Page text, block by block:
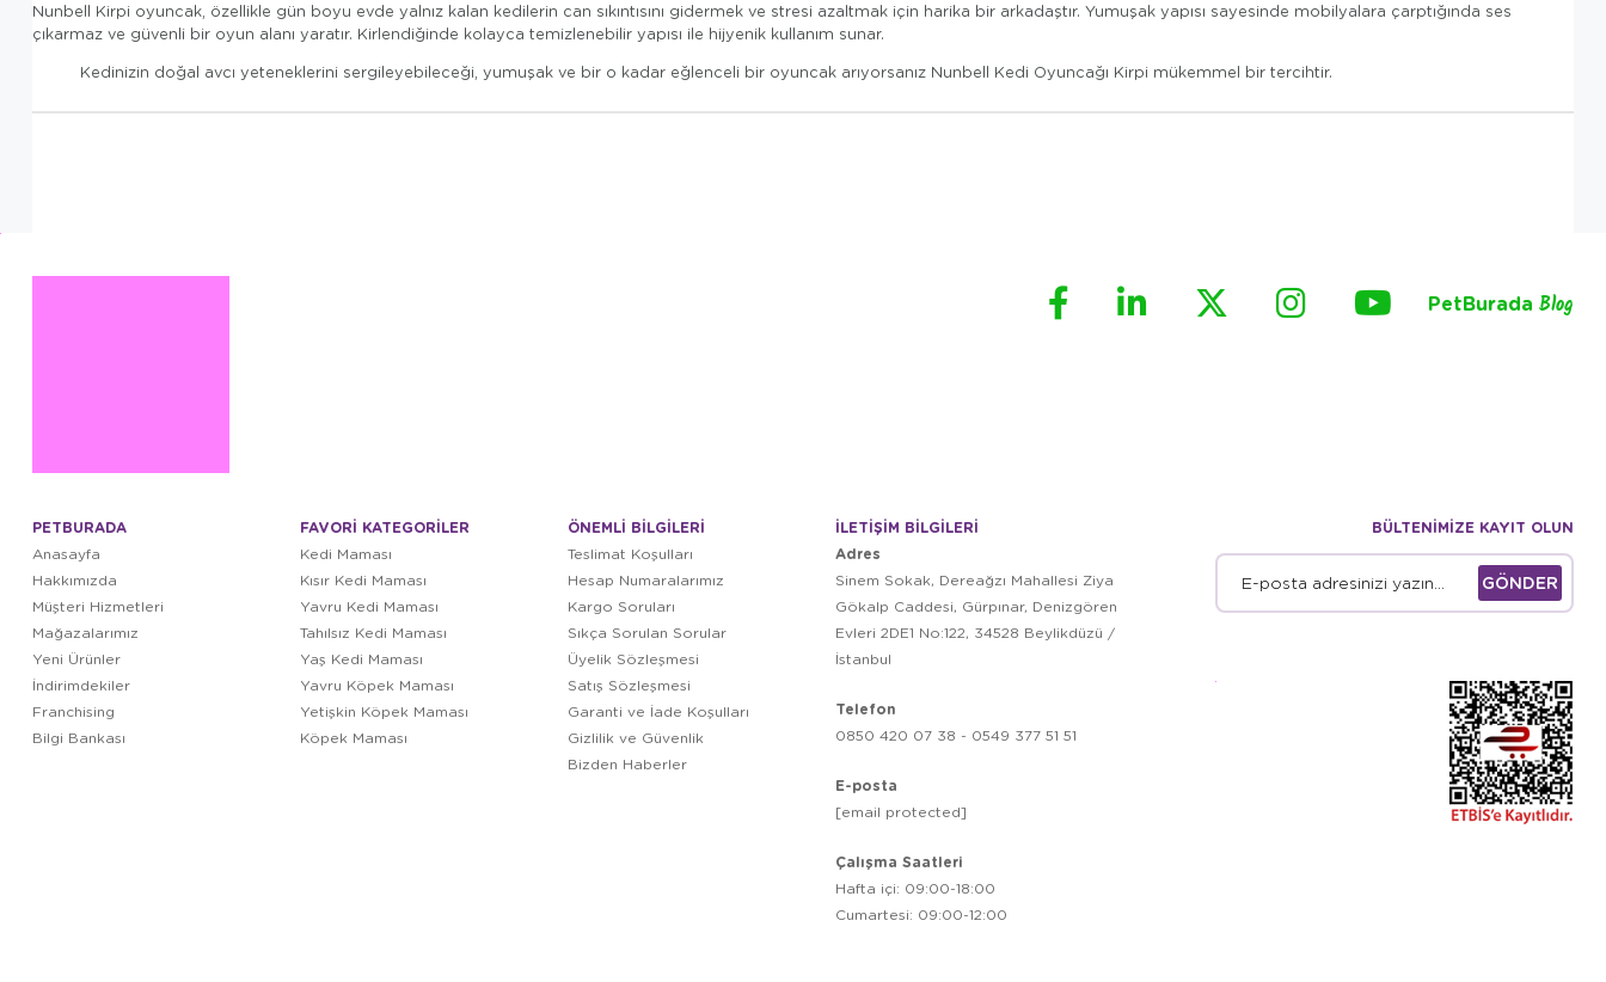
Nunbell Kirpi oyuncak, özellikle gün boyu evde yalnız kalan kedilerin can sıkıntısını gidermek ve stresi azaltmak için harika bir arkadaştır. Yumuşak yapısı sayesinde mobilyalara çarptığında ses
çıkarmaz ve güvenli bir oyun alanı yaratır. Kirlendiğinde kolayca temizlenebilir yapısı ile hijyenik kullanım sunar.
Kedinizin doğal avcı yeteneklerini sergileyebileceği, yumuşak ve bir o kadar eğlenceli bir oyuncak arıyorsanız Nunbell Kedi Oyuncağı Kirpi mükemmel bir tercihtir.
PetBurada Blog
PETBURADA
Anasayfa
Hakkımızda
Müşteri Hizmetleri
Mağazalarımız
Yeni Ürünler
İndirimdekiler
Franchising
Bilgi Bankası
FAVORİ KATEGORİLER
Kedi Maması
Kısır Kedi Maması
Yavru Kedi Maması
Tahılsız Kedi Maması
Yaş Kedi Maması
Yavru Köpek Maması
Yetişkin Köpek Maması
Köpek Maması
ÖNEMLİ BİLGİLERİ
Teslimat Koşulları
Hesap Numaralarımız
Kargo Soruları
Sıkça Sorulan Sorular
Üyelik Sözleşmesi
Satış Sözleşmesi
Garanti ve İade Koşulları
Gizlilik ve Güvenlik
Bizden Haberler
İLETİŞİM BİLGİLERİ
Adres
Sinem Sokak, Dereağzı Mahallesi Ziya
Gökalp Caddesi, Gürpınar, Denizgören
Evleri 2DE1 No:122, 34528 Beylikdüzü /
İstanbul
Telefon
0850 420 07 38 - 0549 377 51 51
E-posta
[email protected]
Çalışma Saatleri
Hafta içi: 09:00-18:00
Cumartesi: 09:00-12:00
BÜLTENİMİZE KAYIT OLUN
GÖNDER